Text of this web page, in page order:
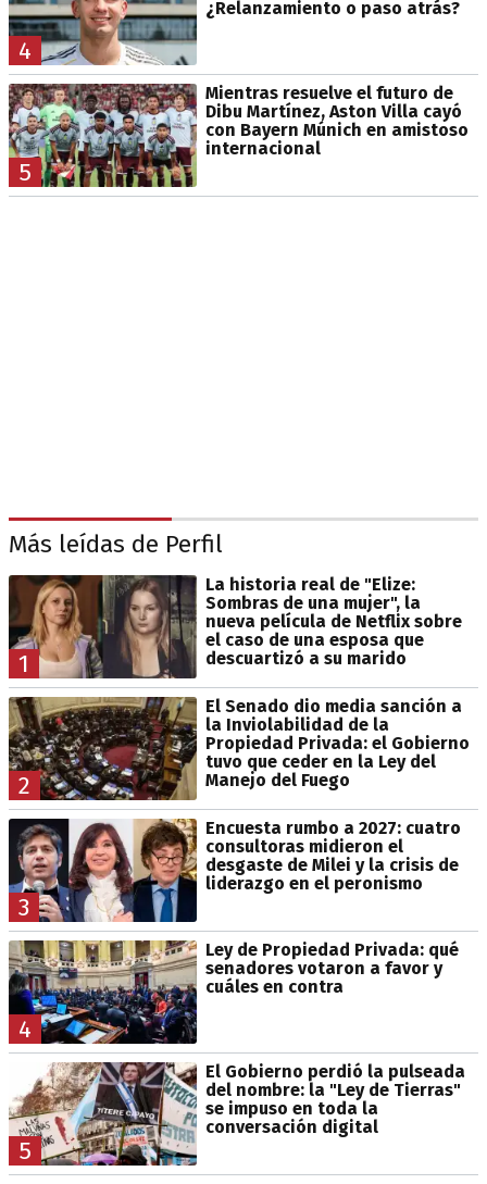
4
¿Relanzamiento o paso atrás?
5
Mientras resuelve el futuro de
Dibu Martínez, Aston Villa cayó
con Bayern Múnich en amistoso
internacional
Más leídas de Perfil
1
La historia real de "Elize:
Sombras de una mujer", la
nueva película de Netflix sobre
el caso de una esposa que
descuartizó a su marido
2
El Senado dio media sanción a
la Inviolabilidad de la
Propiedad Privada: el Gobierno
tuvo que ceder en la Ley del
Manejo del Fuego
3
Encuesta rumbo a 2027: cuatro
consultoras midieron el
desgaste de Milei y la crisis de
liderazgo en el peronismo
4
Ley de Propiedad Privada: qué
senadores votaron a favor y
cuáles en contra
5
El Gobierno perdió la pulseada
del nombre: la "Ley de Tierras"
se impuso en toda la
conversación digital